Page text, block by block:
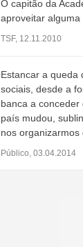
O capitão da
aproveitar alguma
TSF, 12.11.2010
Estancar a queda
sociais, desde a
banca a
país mudou,
nos organizarmos
Público, 03.04.2014